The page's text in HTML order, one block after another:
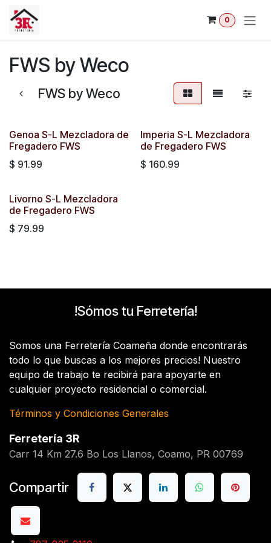
Ir al contenido
0
FWS by Weco
FWS by Weco
Genoa S-L Mezcladora de
Fregadero FWS
$ 91.99
Imperia S-L Mezcladora
de Fregadero FWS
$ 160.99
Livorno S-L Mezcladora
de Fregadero FWS
$ 79.99
!Sómos tu Ferretería!
Somos una Ferretería Coameña donde encontrarás
todo lo que buscas a los mejores precios! Nuestro
equipo de trabajo te recibirá para apoyarte en
cualquier proyecto residencial o comercial.
Términos y Condiciones Generales
Ferretería 3R
Carr 14 Km 27.6 Bo Los Llanos, Coamo, PR 00769
Compartir